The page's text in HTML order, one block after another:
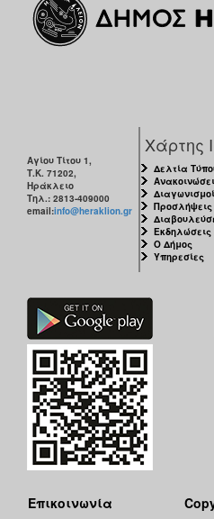
Αγίου Τίτου 1,
Τ.Κ. 71202,
Ηράκλειο
Τηλ.: 2813-409000
email:info@heraklion.gr
Χάρτης
Δελτία
Διαγωνισμοί
Προσλήψεις
Εκδηλώσεις
Ο Δήμος
Υπηρεσίες
Επικοινωνία